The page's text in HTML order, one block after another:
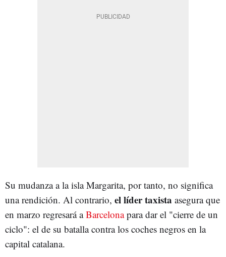
Su mudanza a la isla Margarita, por tanto, no significa
una rendición. Al contrario, el líder taxista asegura que
en marzo regresará aBarcelonapara dar el "cierre de un
ciclo": el de su batalla contra los coches negros en la
capital catalana.